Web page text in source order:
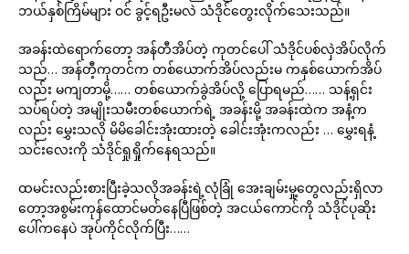
ဘယ်နှစ်ကြိမ်များ ဝင် ခွင့်ရဦးမလဲ သံဒိုင်တွေးလိုက်သေးသည်။
အခန်းထဲရောက်တော့ အန်တီအိပ်တဲ့ ကုတင်ပေါ် သံဒိုင်ပစ်လှဲအိပ်လိုက်
သည်… အန်တီ့ကုတင်က တစ်ယောက်အိပ်လည်းမ ကနှစ်ယောက်အိပ်
လည်း မကျတာမို့…… တစ်ယောက်ခွဲအိပ်လို့ ပြောရမည်…… သန့်ရှင်း
သပ်ရပ်တဲ့ အမျိုးသမီးတစ်ယောက်ရဲ့ အခန်းမို့ အခန်းထဲက အနံ့က
လည်း မွှေးသလို မိမိခေါင်းအုံးထားတဲ့ ခေါင်းအုံးကလည်း … မွှေးရနံ့
သင်းလေးကို သံဒိုင်ရှုရှိုက်နေရသည်။
ထမင်းလည်းစားပြီးခဲ့သလိုအခန်းရဲ့လုံခြုံ အေးချမ်းမှု့တွေလည်းရှိလာ
တော့အစွမ်းကုန်ထောင်မတ်နေပြီဖြစ်တဲ့ အငယ်ကောင်ကို သံဒိုင်ပုဆိုး
ပေါ်ကနေပဲ အုပ်ကိုင်လိုက်ပြီး……